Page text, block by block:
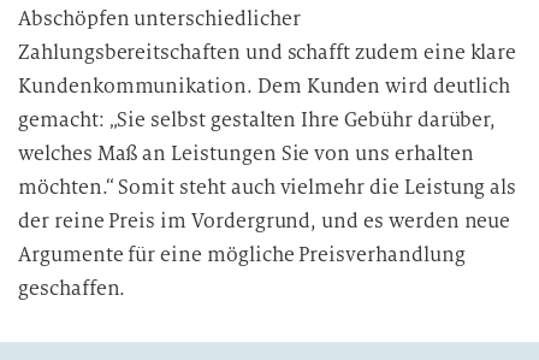
Abschöpfen unterschiedlicher
Zahlungsbereitschaften und schafft zudem eine klare
Kundenkommunikation. Dem Kunden wird deutlich
gemacht: „Sie selbst gestalten Ihre Gebühr darüber,
welches Maß an Leistungen Sie von uns erhalten
möchten.“ Somit steht auch vielmehr die Leistung als
der reine Preis im Vordergrund, und es werden neue
Argumente für eine mögliche Preisverhandlung
geschaffen.